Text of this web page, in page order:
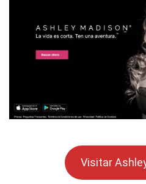
Visitar